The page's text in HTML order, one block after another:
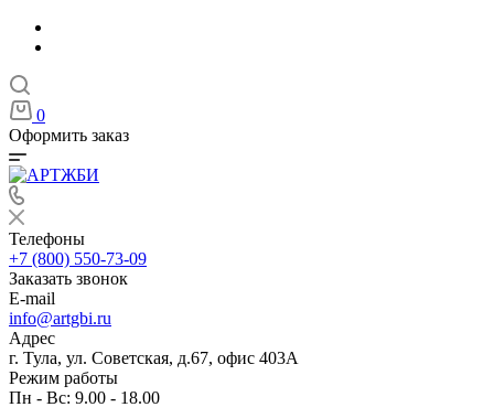
0
Оформить заказ
Телефоны
+7 (800) 550-73-09
Заказать звонок
E-mail
info@artgbi.ru
Адрес
г. Тула, ул. Советская, д.67, офис 403А
Режим работы
Пн - Вс: 9.00 - 18.00